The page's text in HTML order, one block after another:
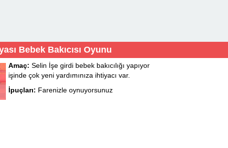
Bebek Bakıcısı Oyunu
Amaç: Selin İşe girdi bebek bakıcılığı yapıyor
işinde çok yeni yardımınıza ihtiyacı var.
İpuçları: Farenizle oynuyorsunuz